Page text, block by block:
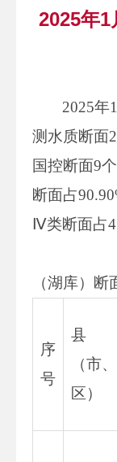
2025年1
2025年
测水质断面
国控断面9
断面占
Ⅳ类断面占
（湖库）
序
号
县
（市、
区）